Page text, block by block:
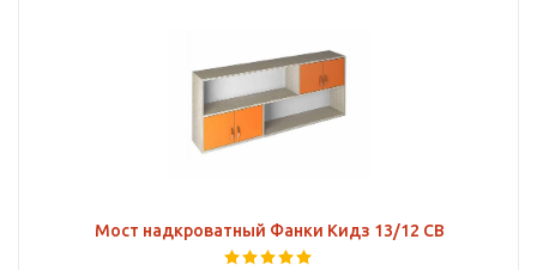
Мост надкроватный Фанки Кидз 13/12 СВ